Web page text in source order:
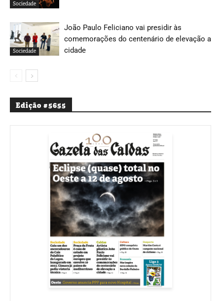
Sociedade
Sociedade
João Paulo Feliciano vai presidir às
comemorações do centenário de elevação a
cidade
Edição #5655